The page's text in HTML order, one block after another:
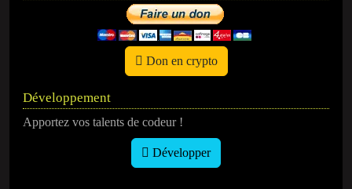
Don en crypto
Développement
Apportez vos talents de codeur !
Développer